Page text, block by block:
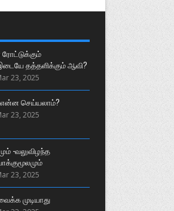
ரோட்டுக்கும்
தத்தளிக்கும் ஆவி?
23, 2025
என்ன செய்யலாம்?
23, 2025
-வலுவிழந்த
23, 2025
முடியாது